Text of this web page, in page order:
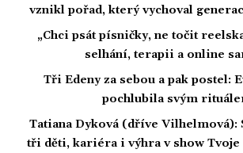
vznikl pořad, který vychoval
„Chci psát písničky, ne točit
selhání, terapii a online
Tři Edeny za sebou a pak postel:
pochlubila svým
Tatiana Dyková (dříve Vilhelmová):
tři děti, kariéra i výhra v show Tvoje